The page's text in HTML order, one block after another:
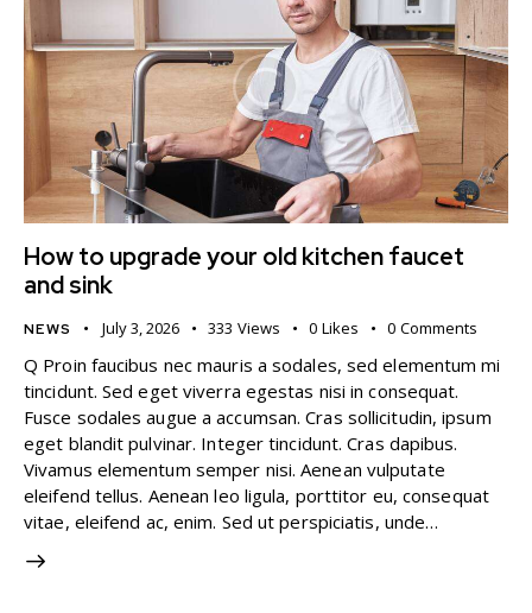
How to upgrade your old kitchen faucet
and sink
NEWS July 3, 2026 333 Views 0 Likes 0 Comments
Q Proin faucibus nec mauris a sodales, sed elementum mi
tincidunt. Sed eget viverra egestas nisi in consequat.
Fusce sodales augue a accumsan. Cras sollicitudin, ipsum
eget blandit pulvinar. Integer tincidunt. Cras dapibus.
Vivamus elementum semper nisi. Aenean vulputate
eleifend tellus. Aenean leo ligula, porttitor eu, consequat
vitae, eleifend ac, enim. Sed ut perspiciatis, unde…